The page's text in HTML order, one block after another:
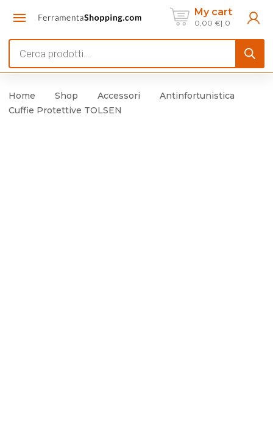
My cart
0,00 € 0
search
Home Shop Accessori
Antinfortunistica
Cuffie Protettive TOLSEN